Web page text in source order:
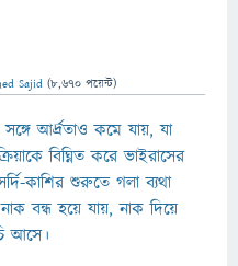
Sajid (8,670 পয়েন্ট)
আর্দ্রতাও কমে যায়, যা
বিঘ্নিত করে ভাইরাসের
কাশির শুরুতে গলা ব্যথা
বন্ধ হয়ে যায়, নাক দিয়ে
আসে।